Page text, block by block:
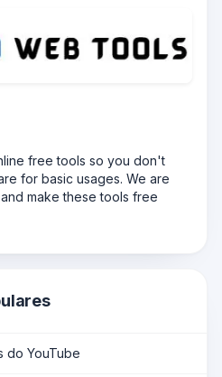
free tools so you don't
for basic usages. We are
make these tools free
do YouTube